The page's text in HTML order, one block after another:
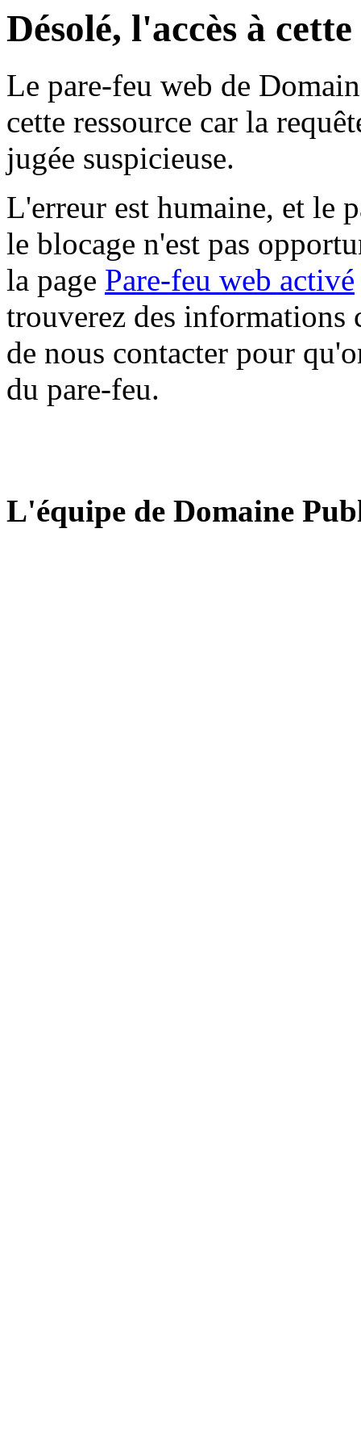
Désolé, l'accès à
Le pare-feu web de
cette ressource car la
jugée suspicieuse.
L'erreur est humaine, et le
le blocage n'est pas
la page Pare-feu web activé
trouverez des informations
de nous contacter pour
du pare-feu.
L'équipe de Domaine